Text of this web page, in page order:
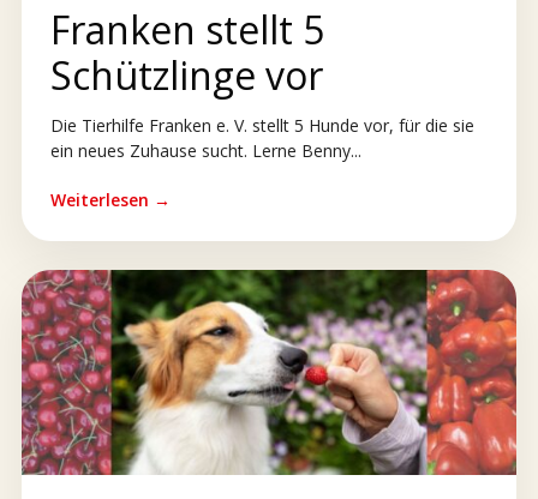
Franken stellt 5
Schützlinge vor
Die Tierhilfe Franken e. V. stellt 5 Hunde vor, für die sie
ein neues Zuhause sucht. Lerne Benny...
Weiterlesen →